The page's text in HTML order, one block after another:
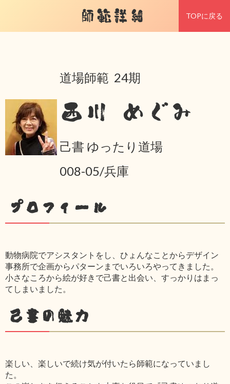
師範詳細 TOPに戻る
道場師範 24期
西川 めぐみ
己書 ゆったり道場
008-05/兵庫
プロフィール
動物病院でアシスタントをし、ひょんなことからデザイン
事務所で企画からパターンまでいろいろやってきました。
小さなころから絵が好きで己書と出会い、すっかりはまっ
てしまいました。
己書の魅力
楽しい、楽しいで続け気が付いたら師範になっていまし
た。